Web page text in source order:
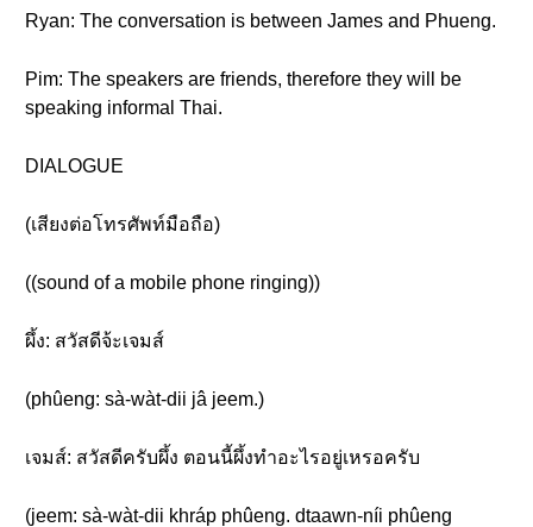
Ryan: The conversation is between James and Phueng.
Pim: The speakers are friends, therefore they will be
speaking informal Thai.
DIALOGUE
(เสียงต่อโทรศัพท์มือถือ)
((sound of a mobile phone ringing))
ผึ้ง: สวัสดีจ้ะเจมส์
(phûeng: sà-wàt-dii jâ jeem.)
เจมส์: สวัสดีครับผึ้ง ตอนนี้ผึ้งทำอะไรอยู่เหรอครับ
(jeem: sà-wàt-dii khráp phûeng. dtaawn-níi phûeng